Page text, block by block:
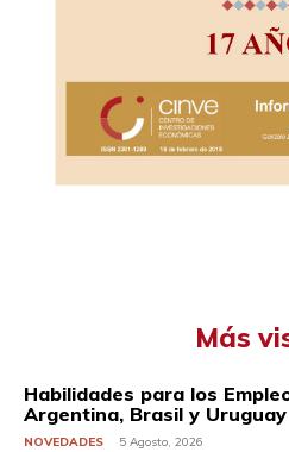
Más
Habilidades para los
Argentina, Brasil y Uruguay
NOVEDADES 5 Agosto, 2026